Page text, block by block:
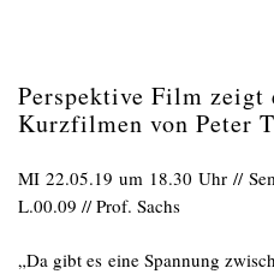
Perspektive Film zeigt
Kurzfilmen von Peter
MI 22.05.19 um 18.30 Uhr //
L.00.09 // Prof. Sachs
„Da gibt es eine Spannung